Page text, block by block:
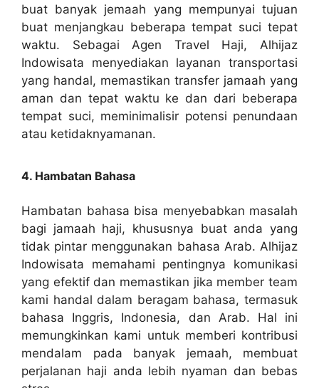
buat banyak jemaah yang mempunyai tujuan
buat menjangkau beberapa tempat suci tepat
waktu. Sebagai Agen Travel Haji, Alhijaz
Indowisata menyediakan layanan transportasi
yang handal, memastikan transfer jamaah yang
aman dan tepat waktu ke dan dari beberapa
tempat suci, meminimalisir potensi penundaan
atau ketidaknyamanan.
4. Hambatan Bahasa
Hambatan bahasa bisa menyebabkan masalah
bagi jamaah haji, khususnya buat anda yang
tidak pintar menggunakan bahasa Arab. Alhijaz
Indowisata memahami pentingnya komunikasi
yang efektif dan memastikan jika member team
kami handal dalam beragam bahasa, termasuk
bahasa Inggris, Indonesia, dan Arab. Hal ini
memungkinkan kami untuk memberi kontribusi
mendalam pada banyak jemaah, membuat
perjalanan haji anda lebih nyaman dan bebas